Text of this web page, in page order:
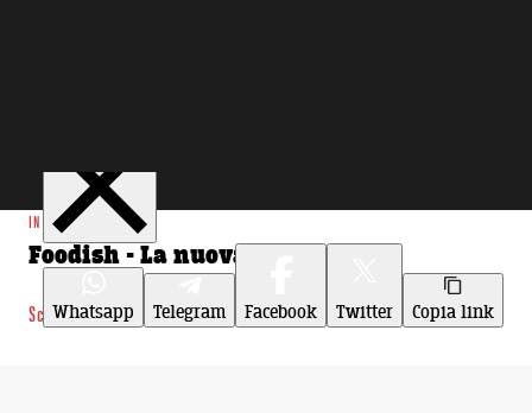
Whatsapp Telegram Facebook Twitter Copia link
IN EVIDENZA
Foodish - La nuova stagione
Scopri di più